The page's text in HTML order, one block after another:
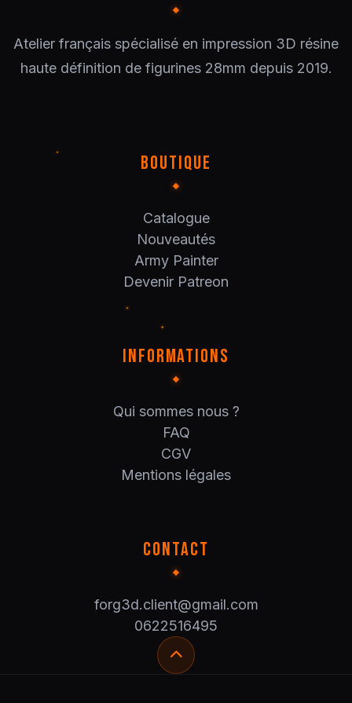
Atelier français spécialisé en impression 3D résine
haute définition de figurines 28mm depuis 2019.
BOUTIQUE
Catalogue
Nouveautés
Army Painter
Devenir Patreon
INFORMATIONS
Qui sommes nous ?
FAQ
CGV
Mentions légales
CONTACT
forg3d.client@gmail.com
0622516495